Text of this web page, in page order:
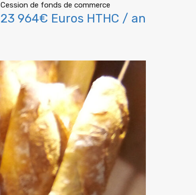
Cession de fonds de commerce
23 964€ Euros HTHC / an